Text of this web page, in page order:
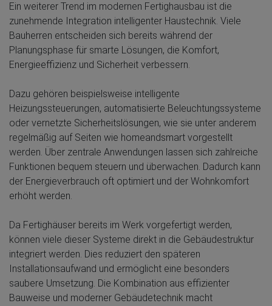
Ein weiterer Trend im modernen Fertighausbau ist die
zunehmende Integration intelligenter Haustechnik. Viele
Bauherren entscheiden sich bereits während der
Planungsphase für smarte Lösungen, die Komfort,
Energieeffizienz und Sicherheit verbessern.
Dazu gehören beispielsweise intelligente
Heizungssteuerungen, automatisierte Beleuchtungssysteme
oder vernetzte Sicherheitslösungen, wie sie unter anderem
regelmäßig auf Seiten wie homeandsmart vorgestellt
werden. Über zentrale Anwendungen lassen sich zahlreiche
Funktionen bequem steuern und überwachen. Dadurch kann
der Energieverbrauch oft optimiert und der Wohnkomfort
erhöht werden.
Da Fertighäuser bereits im Werk vorgefertigt werden,
können viele dieser Systeme direkt in die Gebäudestruktur
integriert werden. Dies reduziert den späteren
Installationsaufwand und ermöglicht eine besonders
saubere Umsetzung. Die Kombination aus effizienter
Bauweise und moderner Gebäudetechnik macht